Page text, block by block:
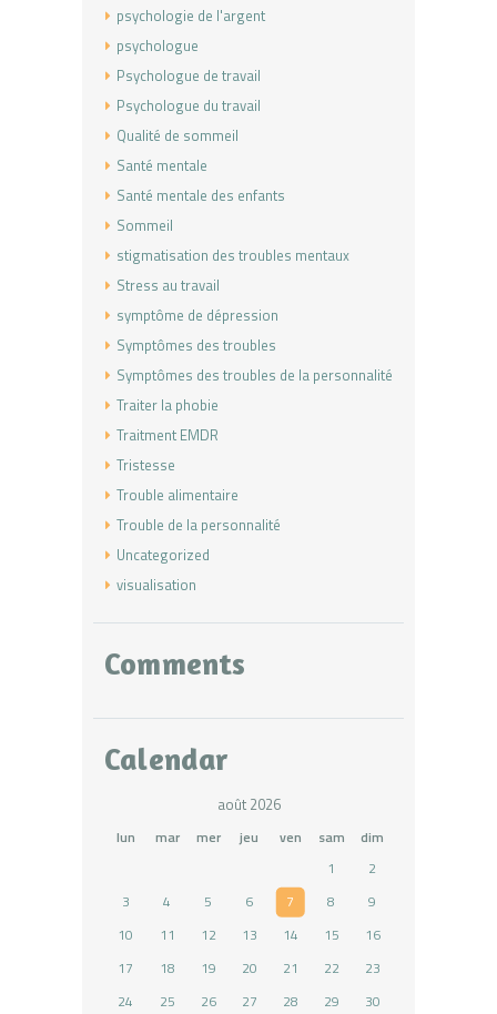
psychologie de l'argent
psychologue
Psychologue de travail
Psychologue du travail
Qualité de sommeil
Santé mentale
Santé mentale des enfants
Sommeil
stigmatisation des troubles mentaux
Stress au travail
symptôme de dépression
Symptômes des troubles
Symptômes des troubles de la personnalité
Traiter la phobie
Traitment EMDR
Tristesse
Trouble alimentaire
Trouble de la personnalité
Uncategorized
visualisation
Comments
Calendar
août 2026
lun mar mer jeu ven sam
dim
1
2
3
4 5 6 7 8
9
10
11 12 13 14 15
16
17
18 19 20 21 22
23
24
25 26 27 28 29
30